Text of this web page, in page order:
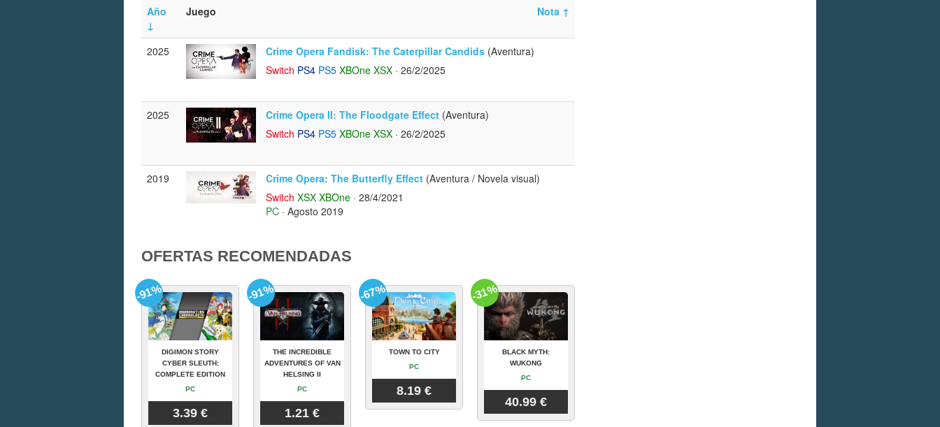
Año
↓
Nota ↑
Juego
2025 Crime Opera Fandisk: The Caterpillar Candids (Aventura)
Switch PS4 PS5 XBOne XSX · 26/2/2025
2025 Crime Opera II: The Floodgate Effect (Aventura)
Switch PS4 PS5 XBOne XSX · 26/2/2025
2019 Crime Opera: The Butterfly Effect (Aventura / Novela visual)
Switch XSX XBOne · 28/4/2021
PC · Agosto 2019
OFERTAS RECOMENDADAS
DIGIMON STORY
CYBER SLEUTH:
COMPLETE EDITION
PC
3.39 €
-91%
THE INCREDIBLE
ADVENTURES OF VAN
HELSING II
PC
1.21 €
-91%
TOWN TO CITY
PC
8.19 €
-67%
BLACK MYTH:
WUKONG
PC
40.99 €
-31%